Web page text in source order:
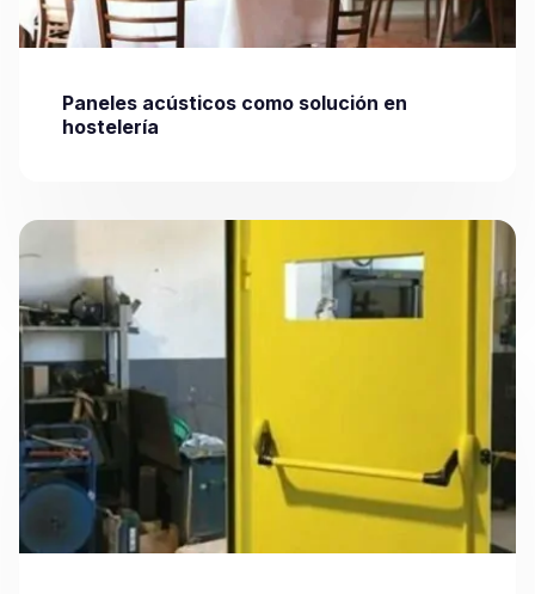
Paneles acústicos como solución en
hostelería